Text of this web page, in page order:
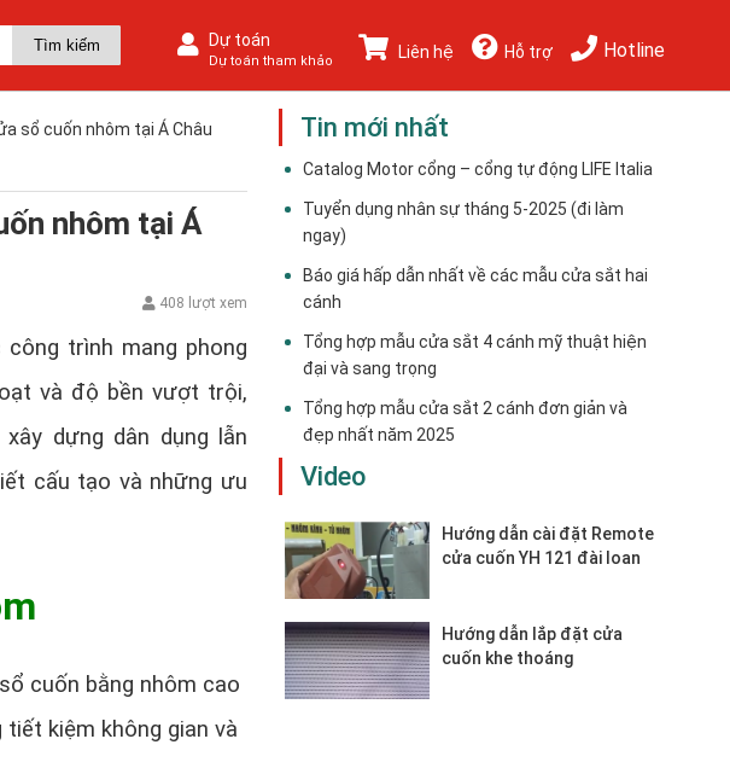
Dự toán
Dự toán tham khảo Liên hệ Hỗ trợ Hotline
sổ cuốn nhôm tại Á Châu
nhôm tại Á
408 lượt xem
trình mang phong
và độ bền vượt trội,
dựng dân dụng lẫn
cấu tạo và những ưu
cuốn bằng nhôm cao
kiệm không gian và
Tin mới nhất
Catalog Motor cổng – cổng tự động LIFE Italia
Tuyển dụng nhân sự tháng 5-2025 (đi làm
ngay)
Báo giá hấp dẫn nhất về các mẫu cửa sắt hai
cánh
Tổng hợp mẫu cửa sắt 4 cánh mỹ thuật hiện
đại và sang trọng
Tổng hợp mẫu cửa sắt 2 cánh đơn giản và
đẹp nhất năm 2025
Video
Hướng dẫn cài đặt Remote
cửa cuốn YH 121 đài loan
Hướng dẫn lắp đặt cửa
cuốn khe thoáng